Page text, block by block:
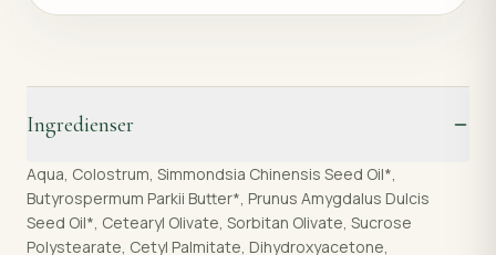
Ingredienser
Aqua, Colostrum, Simmondsia Chinensis Seed Oil*,
Butyrospermum Parkii Butter*, Prunus Amygdalus Dulcis
Seed Oil*, Cetearyl Olivate, Sorbitan Olivate, Sucrose
Polystearate, Cetyl Palmitate, Dihydroxyacetone,